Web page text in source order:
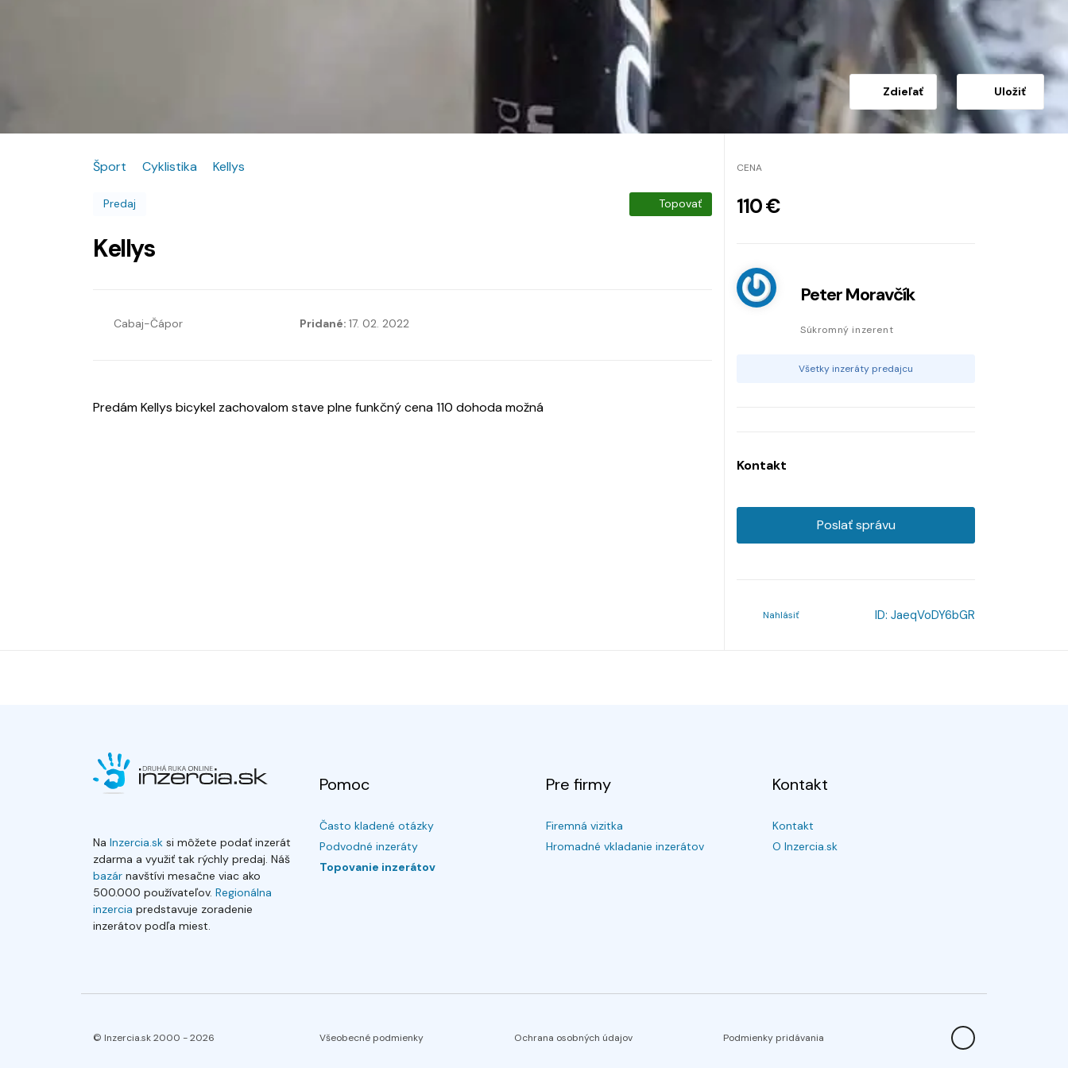
Zdieľať Uložiť
Šport Cyklistika Kellys
Predaj Topovať
Kellys
Cabaj-Čápor Pridané: 17. 02. 2022
Predám Kellys bicykel zachovalom stave plne funkčný cena 110 dohoda možná
CENA
110 €
Peter Moravčík
Súkromný inzerent
Všetky inzeráty predajcu
Kontakt
Poslať správu
Nahlásiť ID: JaeqVoDY6bGR
Na Inzercia.sk si môžete podať inzerát
zdarma a využiť tak rýchly predaj. Náš
bazár navštívi mesačne viac ako
500.000 používateľov. Regionálna
inzercia predstavuje zoradenie
inzerátov podľa miest.
Pomoc
Často kladené otázky
Podvodné inzeráty
Topovanie inzerátov
Pre firmy
Firemná vizitka
Hromadné vkladanie inzerátov
Kontakt
Kontakt
O Inzercia.sk
© Inzercia.sk 2000 -2026 Všeobecné podmienky Ochrana osobných údajov Podmienky pridávania